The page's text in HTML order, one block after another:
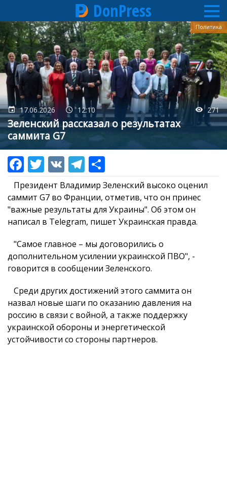
Перейти
к
основному
содержанию
DonPress
17.06.2026 12:10 271
Зеленский рассказал о результатах
саммита G7
Политика
Президент Владимир Зеленский высоко оценил
саммит G7 во Франции, отметив, что он принес
"важные результаты для Украины". Об этом он
написал в Telegram, пишет Украинская правда.
"Самое главное – мы договорились о
дополнительном усилении украинской ПВО", -
говорится в сообщении Зеленского.
Среди других достижений этого саммита он
назвал новые шаги по оказанию давления на
россию в связи с войной, а также поддержку
украинской обороны и энергетической
устойчивости со стороны партнеров.